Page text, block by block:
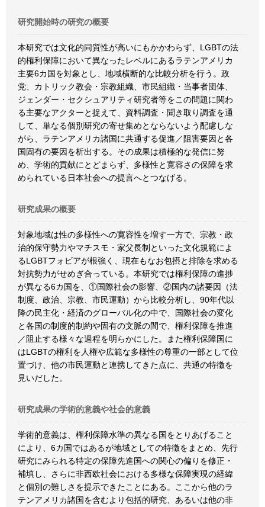
研究開始時の研究の概要
本研究では文化的同質性が高いにもかかわらず、LGBTの法
的権利保障において異なったレベルにあるラテンアメリカ
主要6カ国を対象とし、地域横断的な比較分析を行う。政
党、カトリック教会・宗教組織、市民組織・当事者団体、
ジェンダー・セクシュアリティ研究者等をこの問題に関わ
る主要なアクターと捉えて、資料調査・聞き取り調査を通
して、単なる個別研究の寄せ集めとならないよう配慮しな
がら、ラテンアメリカ諸国に共通する促進／阻害要因と各
国固有の要因を析出する。その成果は積極的な発信に努
め、学術的貢献にとどまらず、多様性と寛容さの保障を求
められている日本社会への提言へとつなげる。
研究成果の概要
対象地域は性の多様性への寛容性を増す一方で、宗教・政
治的保守勢力やマチスモ・家父長制といった文化規範によ
るLGBTフォビアが根強く、現在もなお包摂と排除を求める
対抗勢力がせめぎ合っている。本研究では権利保障の進捗
が異なる6カ国を、①国際社会の影響、②国内の諸要因（法
制度、政治、宗教、市民運動）から比較分析し、90年代以
降の民主化・経済のグローバル化の中で、国際社会の変化
と各国の制度的制約や固有の文脈の間で、権利保障を推進
／阻止する様々な過程を明らかにした。また権利保障国に
はLGBTの権利を人権や広範な多様性の尊重の一部として位
置づけ、他の市民運動と連携してきた点に、共通の特徴を
見いだした。
研究成果の学術的意義や社会的意義
学術的意義は、権利保障水準の異なる国をとりあげること
により、6カ国ではあるが地域としての特徴をまとめ、先行
研究にみられる特定の保障先進国への関心の偏りを修正・
補填し、さらに非西欧社会における多様な保障実現の経緯
と個別の難しさを提示できたことにある。ここから他のラ
テンアメリカ諸国を含むより包括的研究、あるいは他の非